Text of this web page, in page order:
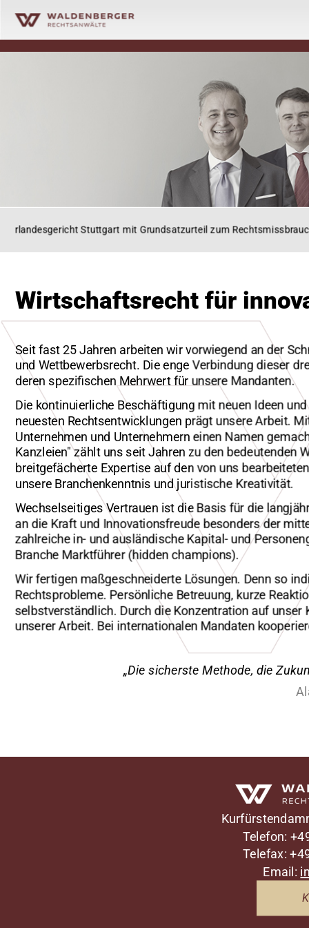
Stuttgart mit Grundsatzurteil zum Rechtsmissbrauch der
Wirtschaftsrecht für
Seit fast 25 Jahren arbeiten wir vorwiegend an der
und Wettbewerbsrecht. Die enge Verbindung dieser
deren spezifischen Mehrwert für unsere Mandanten.
Die kontinuierliche Beschäftigung mit neuen Ideen
neuesten Rechtsentwicklungen prägt unsere Arbeit.
Unternehmen und Unternehmern einen Namen
Kanzleien" zählt uns seit Jahren zu den bedeutenden
breitgefächerte Expertise auf den von uns
unsere Branchenkenntnis und juristische Kreativität.
Wechselseitiges Vertrauen ist die Basis für die
an die Kraft und Innovationsfreude besonders der
zahlreiche in- und ausländische Kapital- und
Branche Marktführer (hidden champions).
Wir fertigen maßgeschneiderte Lösungen. Denn so
Rechtsprobleme. Persönliche Betreuung, kurze
selbstverständlich. Durch die Konzentration auf
unserer Arbeit. Bei internationalen Mandaten
„Die sicherste Methode, die
Waldenberger Rechtsanwälte
Telefon:
Telefax:
Email: